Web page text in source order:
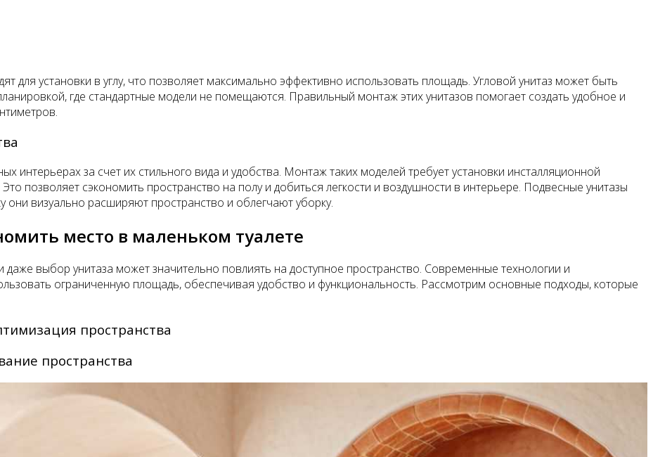
для установки в углу, что позволяет максимально эффективно использовать площадь. Угловой унитаз может быть
где стандартные модели не помещаются. Правильный монтаж этих унитазов помогает создать удобное и
интерьерах за счет их стильного вида и удобства. Монтаж таких моделей требует установки инсталляционной
позволяет сэкономить пространство на полу и добиться легкости и воздушности в интерьере. Подвесные унитазы
они визуально расширяют пространство и облегчают уборку.
место в маленьком туалете
даже выбор унитаза может значительно повлиять на доступное пространство. Современные технологии и
ограниченную площадь, обеспечивая удобство и функциональность. Рассмотрим основные подходы, которые
пространства
пространства